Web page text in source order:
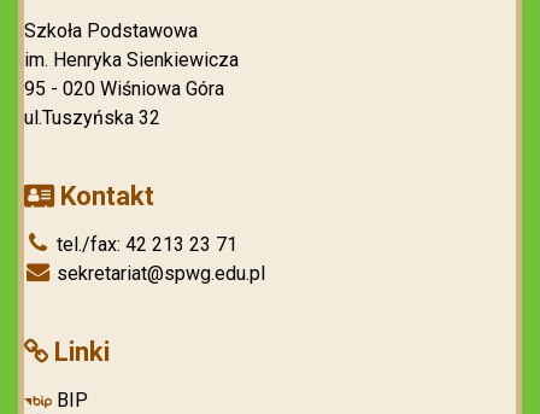
Szkoła Podstawowa
im. Henryka Sienkiewicza
95 - 020 Wiśniowa Góra
ul.Tuszyńska 32
Kontakt
tel./fax: 42 213 23 71
sekretariat@spwg.edu.pl
Linki
BIP